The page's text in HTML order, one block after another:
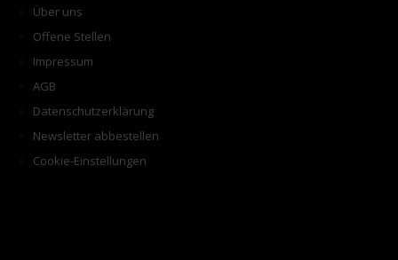
Über uns
Offene Stellen
Impressum
AGB
Datenschutzerklärung
Newsletter abbestellen
Cookie-Einstellungen